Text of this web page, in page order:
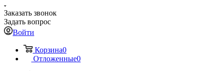
Заказать звонок
Задать вопрос
Войти
Корзина0
Отложенные0